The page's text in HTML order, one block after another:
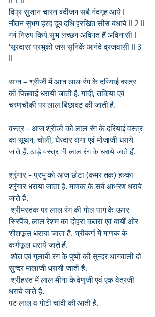
विप्र सुजान चारन बंदीजन सबै नंदगृह आये l
नौतन सुभग हरद दूब दधि हरखित सीस बंधाये ll 2 ll
गर्ग निरुप किये सुभ लच्छन अविगत हैं अविनासी l
‘सूरदास’ प्रभुको जस सुनिकें आनंदे व्रजवासी ll 3
ll
साज – श्रीजी में आज लाल रंग के दरियाई वस्त्र
की पिछवाई धरायी जाती है. गादी, तकिया एवं
चरणचौकी पर लाल बिछावट की जाती है.
वस्त्र – आज श्रीजी को लाल रंग के दरियाई वस्त्र
का सूथन, चोली, घेरदार वागा एवं मोजाजी धराये
जाते हैं. ठाड़े वस्त्र भी लाल रंग के धराये जाते हैं.
श्रृंगार – प्रभु को आज छोटा (कमर तक) हल्का
श्रृंगार धराया जाता है. माणक के सर्व आभरण धराये
जाते हैं.
श्रीमस्तक पर लाल रंग की गोल पाग के ऊपर
सिरपैंच, लाल रेशम का दोहरा कतरा एवं बायीं ओर
शीशफूल धराया जाता है. श्रीकर्ण में माणक के
कर्णफूल धराये जाते हैं.
श्वेत एवं गुलाबी रंग के पुष्पों की सुन्दर थागवाली दो
सुन्दर मालाजी धरायी जाती हैं.
श्रीहस्त में लाल मीना के वेणुजी एवं एक वेत्रजी
धराये जाते हैं.
पट लाल व गोटी चांदी की आती है.